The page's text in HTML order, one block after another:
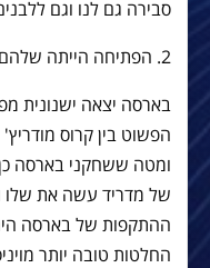
סבירה גם לנו וגם
2. הפתיחה הייתה שלהם.
בארסה יצאה ישנונית
הפשוט בין קרוס
ומטה ששחקני בארסה
של מדריד עשה את
ההתקפות של בארסה
החלטות טובה יותר